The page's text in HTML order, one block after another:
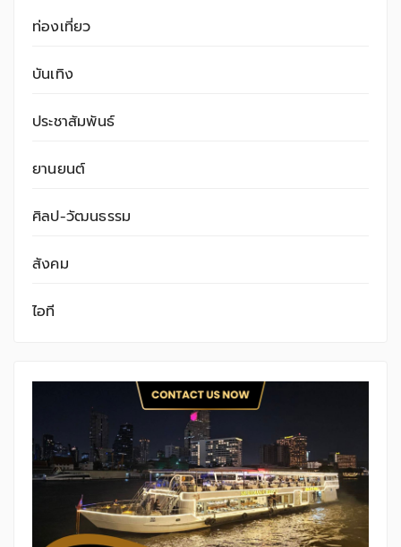
ท่องเที่ยว
บันเทิง
ประชาสัมพันธ์
ยานยนต์
ศิลป-วัฒนธรรม
สังคม
ไอที